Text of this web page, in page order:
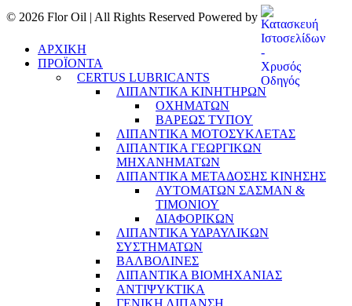
© 2026 Flor Oil | All Rights Reserved Powered by
ΑΡΧΙΚΗ
ΠΡΟΪΟΝΤΑ
CERTUS LUBRICANTS
ΛΙΠΑΝΤΙΚΑ ΚΙΝΗΤΗΡΩΝ
ΟΧΗΜΑΤΩΝ
ΒΑΡΕΩΣ ΤΥΠΟΥ
ΛΙΠΑΝΤΙΚΑ ΜΟΤΟΣΥΚΛΕΤΑΣ
ΛΙΠΑΝΤΙΚΑ ΓΕΩΡΓΙΚΩΝ
ΜΗΧΑΝΗΜΑΤΩΝ
ΛΙΠΑΝΤΙΚΑ ΜΕΤΑΔΟΣΗΣ ΚΙΝΗΣΗΣ
ΑΥΤΟΜΑΤΩΝ ΣΑΣΜΑΝ &
ΤΙΜΟΝΙΟΥ
ΔΙΑΦΟΡΙΚΩΝ
ΛΙΠΑΝΤΙΚΑ ΥΔΡΑΥΛΙΚΩΝ
ΣΥΣΤΗΜΑΤΩΝ
ΒΑΛΒΟΛΙΝΕΣ
ΛΙΠΑΝΤΙΚΑ ΒΙΟΜΗΧΑΝΙΑΣ
ΑΝΤΙΨΥΚΤΙΚΑ
ΓΕΝΙΚΗ ΛΙΠΑΝΣΗ